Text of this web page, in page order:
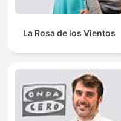
La Rosa de los Vientos